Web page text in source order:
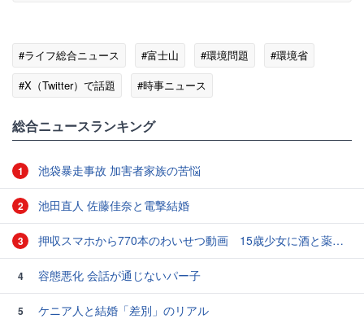
#ライフ総合ニュース #富士山 #環境問題
#環境省
#X（Twitter）で話題
#時事ニュース
総合ニュースランキング
1 池袋暴走事故 加害者家族の苦悩
2 池田直人 佐藤佳奈と電撃結婚
3 押収スマホから770本のわいせつ動画 15歳少女に酒と薬飲ませ性的暴行か 54歳男を再逮捕 「薬もありますよ」とSNSで誘い出し
4 容態悪化 会話が通じないパー子
5
ケニア人と結婚「差別」のリアル